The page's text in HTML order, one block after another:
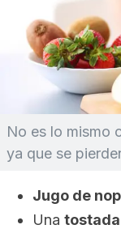
No es lo mismo
ya que se
Jugo de
Una